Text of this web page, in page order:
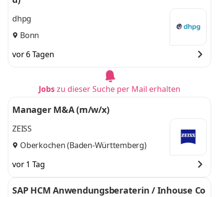
dhpg
Bonn
vor 6 Tagen
Jobszu dieser Suche per Mail erhalten
Manager M&A (m/w/x)
ZEISS
Oberkochen (Baden-Württemberg)
vor 1 Tag
SAP HCM Anwendungsberaterin / Inhouse Co